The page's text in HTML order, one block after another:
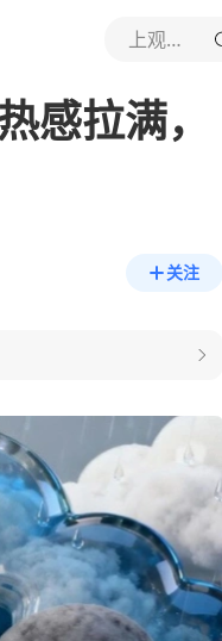
上观新闻
感拉满，
关注